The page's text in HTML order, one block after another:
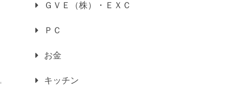
ＧＶＥ（株）・ＥＸＣ
ＰＣ
お金
キッチン